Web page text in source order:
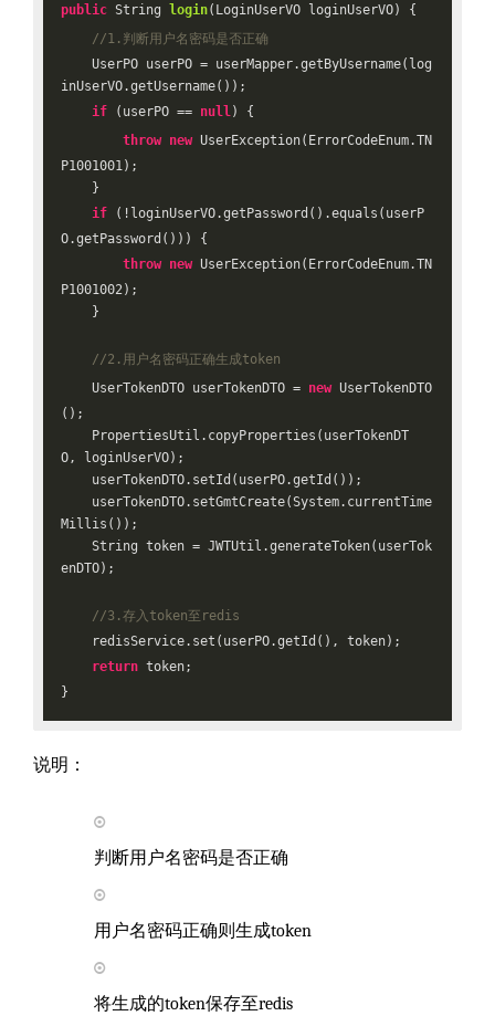
public String login(LoginUserVO loginUserVO)
{
//1.判断用户名密码是否正确
UserPO userPO = userMapper.getByUsername(log
inUserVO.getUsername());
if (userPO == null) {
throw new UserException(ErrorCodeEnum.TN
P1001001);
}
if (!loginUserVO.getPassword().equals(userP
O.getPassword())) {
throw new UserException(ErrorCodeEnum.TN
P1001002);
}
//2.用户名密码正确生成token
UserTokenDTO userTokenDTO = new UserTokenDTO
();
PropertiesUtil.copyProperties(userTokenDT
O, loginUserVO);
userTokenDTO.setId(userPO.getId());
userTokenDTO.setGmtCreate(System.currentTime
Millis());
String token = JWTUtil.generateToken(userTok
enDTO);
//3.存入token至redis
redisService.set(userPO.getId(), token);
return token;
说明：
判断用户名密码是否正确
用户名密码正确则生成token
将生成的token保存至redis